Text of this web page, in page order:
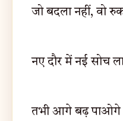
जो बदला नहीं, वो
नए दौर में नई सोच
तभी आगे बढ़